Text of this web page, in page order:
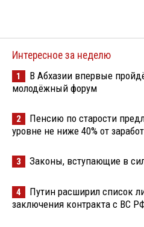
Интересное за неделю
1
В Абхазии впервые
молодёжный форум
2
Пенсию по старости
уровне не ниже 40% от
3 Законы, вступающие в
4
Путин расширил список
заключения контракта с ВС